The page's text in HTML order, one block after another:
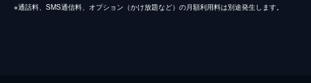
※通話料、SMS通信料、オプション（かけ放題など）の月額利用料は別途発生します。